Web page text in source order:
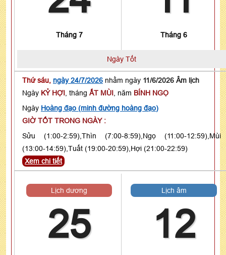
Tháng 7 Tháng 6
Ngày Tốt
Thứ sáu, ngày 24/7/2026 nhằm ngày 11/6/2026 Âm lịch
Ngày KỶ HỢI , tháng ẤT MÙI , năm BÍNH NGỌ
Ngày Hoàng đạo (minh đường hoàng đạo)
GIỜ TỐT TRONG NGÀY :
Sửu (1:00-2:59),Thìn (7:00-8:59),Ngọ (11:00-12:59),Mùi
(13:00-14:59),Tuất (19:00-20:59),Hợi (21:00-22:59)
Xem chi tiết
Lịch dương
25
Lịch âm
12